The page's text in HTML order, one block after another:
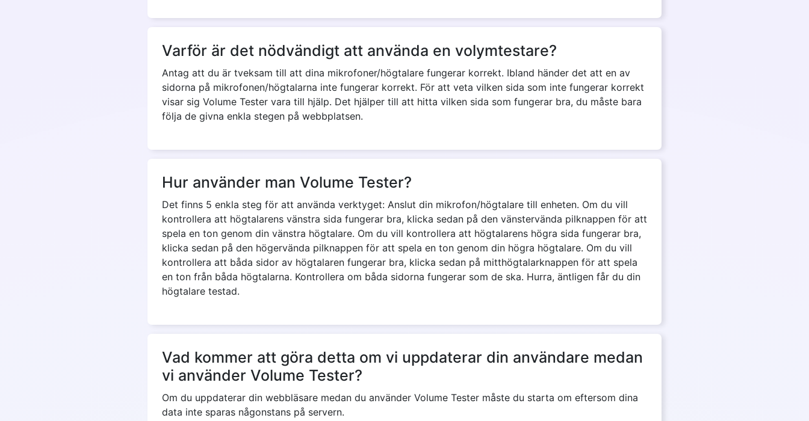
Varför är det nödvändigt att använda en volymtestare?
Antag att du är tveksam till att dina mikrofoner/högtalare fungerar korrekt. Ibland händer det att en av
sidorna på mikrofonen/högtalarna inte fungerar korrekt. För att veta vilken sida som inte fungerar korrekt
visar sig Volume Tester vara till hjälp. Det hjälper till att hitta vilken sida som fungerar bra, du måste bara
följa de givna enkla stegen på webbplatsen.
Hur använder man Volume Tester?
Det finns 5 enkla steg för att använda verktyget: Anslut din mikrofon/högtalare till enheten. Om du vill
kontrollera att högtalarens vänstra sida fungerar bra, klicka sedan på den vänstervända pilknappen för att
spela en ton genom din vänstra högtalare. Om du vill kontrollera att högtalarens högra sida fungerar bra,
klicka sedan på den högervända pilknappen för att spela en ton genom din högra högtalare. Om du vill
kontrollera att båda sidor av högtalaren fungerar bra, klicka sedan på mitthögtalarknappen för att spela
en ton från båda högtalarna. Kontrollera om båda sidorna fungerar som de ska. Hurra, äntligen får du din
högtalare testad.
Vad kommer att göra detta om vi uppdaterar din användare medan
vi använder Volume Tester?
Om du uppdaterar din webbläsare medan du använder Volume Tester måste du starta om eftersom dina
data inte sparas någonstans på servern.